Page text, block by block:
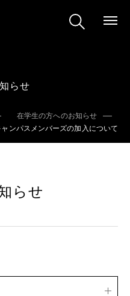
らせ
在学生の方へのお知らせ
ンパスメンバーズの加入について
らせ